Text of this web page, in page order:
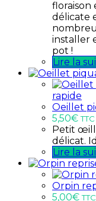
floraison
délicate
installer
pot !
Lire la
rapide
Oeillet
5,50€ TTC
Petit
délicat.
Lire la
Orpin
5,00€ TTC